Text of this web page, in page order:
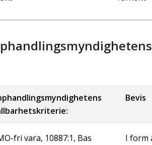
Bevis
fri vara, 10887:1, Bas
I form